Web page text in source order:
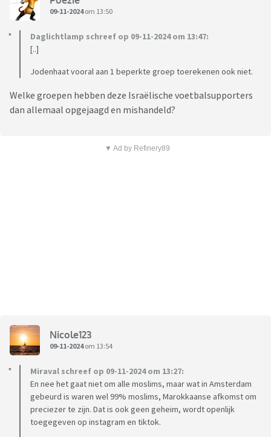
09-11-2024om 13:50
Daglichtlamp schreef op 09-11-2024 om 13:47:
[..]
Jodenhaat vooral aan 1 beperkte groep toerekenen ook niet.
Welke groepen hebben deze Israëlische voetbalsupporters
dan allemaal opgejaagd en mishandeld?
▼ Ad by Refinery89
Nicole123
09-11-2024om 13:54
Miraval schreef op 09-11-2024 om 13:27:
En nee het gaat niet om alle moslims, maar wat in Amsterdam
gebeurd is waren wel 99% moslims, Marokkaanse afkomst om
preciezer te zijn. Dat is ook geen geheim, wordt openlijk
toegegeven op instagram en tiktok.